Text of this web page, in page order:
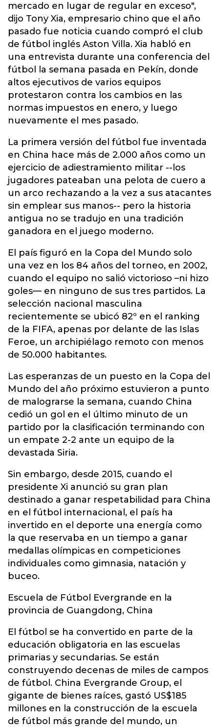
mercado en lugar de regular en exceso",
dijo Tony Xia, empresario chino que el año
pasado fue noticia cuando compró el club
de fútbol inglés Aston Villa. Xia habló en
una entrevista durante una conferencia del
fútbol la semana pasada en Pekín, donde
altos ejecutivos de varios equipos
protestaron contra los cambios en las
normas impuestos en enero, y luego
nuevamente el mes pasado.
La primera versión del fútbol fue inventada
en China hace más de 2.000 años como un
ejercicio de adiestramiento militar --los
jugadores pateaban una pelota de cuero a
un arco rechazando a la vez a sus atacantes
sin emplear sus manos-- pero la historia
antigua no se tradujo en una tradición
ganadora en el juego moderno.
El país figuró en la Copa del Mundo solo
una vez en los 84 años del torneo, en 2002,
cuando el equipo no salió victorioso –ni hizo
goles— en ninguno de sus tres partidos. La
selección nacional masculina
recientemente se ubicó 82º en el ranking
de la FIFA, apenas por delante de las Islas
Feroe, un archipiélago remoto con menos
de 50.000 habitantes.
Las esperanzas de un puesto en la Copa del
Mundo del año próximo estuvieron a punto
de malograrse la semana, cuando China
cedió un gol en el último minuto de un
partido por la clasificación terminando con
un empate 2-2 ante un equipo de la
devastada Siria.
Sin embargo, desde 2015, cuando el
presidente Xi anunció su gran plan
destinado a ganar respetabilidad para China
en el fútbol internacional, el país ha
invertido en el deporte una energía como
la que reservaba en un tiempo a ganar
medallas olímpicas en competiciones
individuales como gimnasia, natación y
buceo.
Escuela de Fútbol Evergrande en la
provincia de Guangdong, China
El fútbol se ha convertido en parte de la
educación obligatoria en las escuelas
primarias y secundarias. Se están
construyendo decenas de miles de campos
de fútbol. China Evergrande Group, el
gigante de bienes raíces, gastó US$185
millones en la construcción de la escuela
de fútbol más grande del mundo, un